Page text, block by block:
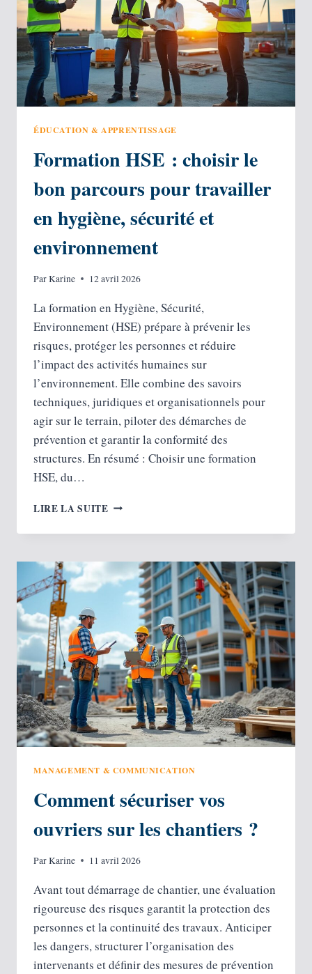
ÉDUCATION & APPRENTISSAGE
Formation HSE : choisir le
bon parcours pour travailler
en hygiène, sécurité et
environnement
ParKarine 12 avril 2026
La formation en Hygiène, Sécurité,
Environnement (HSE) prépare à prévenir les
risques, protéger les personnes et réduire
l’impact des activités humaines sur
l’environnement. Elle combine des savoirs
techniques, juridiques et organisationnels pour
agir sur le terrain, piloter des démarches de
prévention et garantir la conformité des
structures. En résumé : Choisir une formation
HSE, du…
LIRE LA SUITE FORMATION
CHOISIR
BON
PARCOURS
POUR
TRAVAILLER
HYGIÈNE,
SÉCURITÉ
ET
ENVIRONNEMENT
MANAGEMENT & COMMUNICATION
Comment sécuriser vos
ouvriers sur les chantiers ?
ParKarine 11 avril 2026
Avant tout démarrage de chantier, une évaluation
rigoureuse des risques garantit la protection des
personnes et la continuité des travaux. Anticiper
les dangers, structurer l’organisation des
intervenants et définir des mesures de prévention